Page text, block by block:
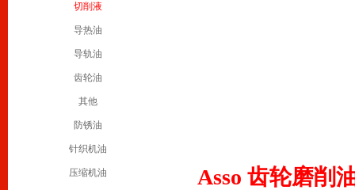
切削液
导热油
导轨油
齿轮油
其他
防锈油
针织机油
压缩机油
Asso 齿轮磨削